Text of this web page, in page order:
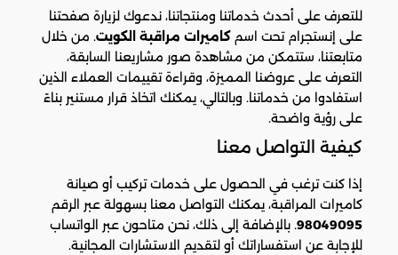
للتعرف على أحدث خدماتنا ومنتجاتنا، ندعوك لزيارة صفحتنا
على إنستجرام تحت اسم كاميرات مراقبة الكويت. من خلال
متابعتنا، ستتمكن من مشاهدة صور مشاريعنا السابقة،
التعرف على عروضنا المميزة، وقراءة تقييمات العملاء الذين
استفادوا من خدماتنا. وبالتالي، يمكنك اتخاذ قرار مستنير بناءً
على رؤية واضحة.
كيفية التواصل معنا
إذا كنت ترغب في الحصول على خدمات تركيب أو صيانة
كاميرات المراقبة، يمكنك التواصل معنا بسهولة عبر الرقم
98049095. بالإضافة إلى ذلك، نحن متاحون عبر الواتساب
للإجابة عن استفساراتك أو لتقديم الاستشارات المجانية.